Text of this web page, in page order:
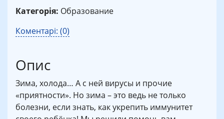
Категорія: Образование
Коментарі: (0)
Опис
Зима, холода… А с ней вирусы и прочие
«приятности». Но зима – это ведь не только
болезни, если знать, как укрепить иммунитет